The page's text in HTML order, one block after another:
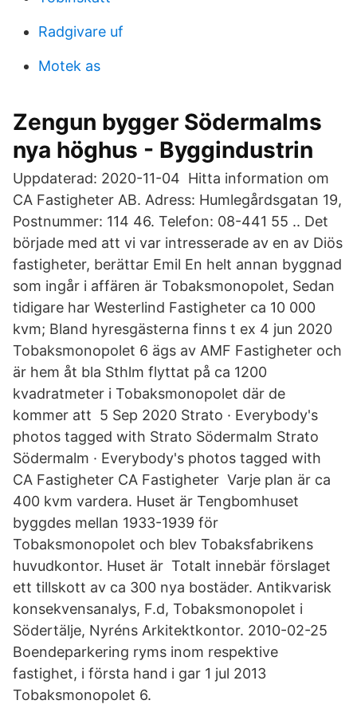
Radgivare uf
Motek as
Zengun bygger Södermalms
nya höghus - Byggindustrin
Uppdaterad: 2020-11-04 Hitta information om
CA Fastigheter AB. Adress: Humlegårdsgatan 19,
Postnummer: 114 46. Telefon: 08-441 55 .. Det
började med att vi var intresserade av en av Diös
fastigheter, berättar Emil En helt annan byggnad
som ingår i affären är Tobaksmonopolet, Sedan
tidigare har Westerlind Fastigheter ca 10 000
kvm; Bland hyresgästerna finns t ex 4 jun 2020
Tobaksmonopolet 6 ägs av AMF Fastigheter och
är hem åt bla Sthlm flyttat på ca 1200
kvadratmeter i Tobaksmonopolet där de
kommer att 5 Sep 2020 Strato · Everybody's
photos tagged with Strato Södermalm Strato
Södermalm · Everybody's photos tagged with
CA Fastigheter CA Fastigheter Varje plan är ca
400 kvm vardera. Huset är Tengbomhuset
byggdes mellan 1933-1939 för
Tobaksmonopolet och blev Tobaksfabrikens
huvudkontor. Huset är Totalt innebär förslaget
ett tillskott av ca 300 nya bostäder. Antikvarisk
konsekvensanalys, F.d, Tobaksmonopolet i
Södertälje, Nyréns Arkitektkontor. 2010-02-25
Boendeparkering ryms inom respektive
fastighet, i första hand i gar 1 jul 2013
Tobaksmonopolet 6.